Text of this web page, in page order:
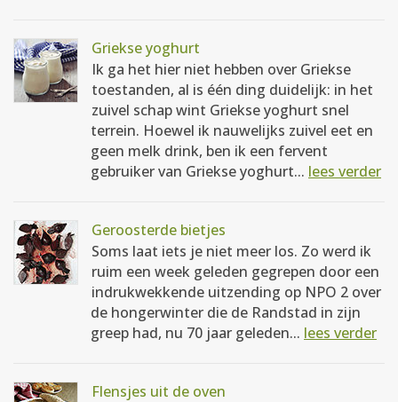
Griekse yoghurt
Ik ga het hier niet hebben over Griekse
toestanden, al is één ding duidelijk: in het
zuivel schap wint Griekse yoghurt snel
terrein. Hoewel ik nauwelijks zuivel eet en
geen melk drink, ben ik een fervent
gebruiker van Griekse yoghurt... lees verder
Geroosterde bietjes
Soms laat iets je niet meer los. Zo werd ik
ruim een week geleden gegrepen door een
indrukwekkende uitzending op NPO 2 over
de hongerwinter die de Randstad in zijn
greep had, nu 70 jaar geleden... lees verder
Flensjes uit de oven